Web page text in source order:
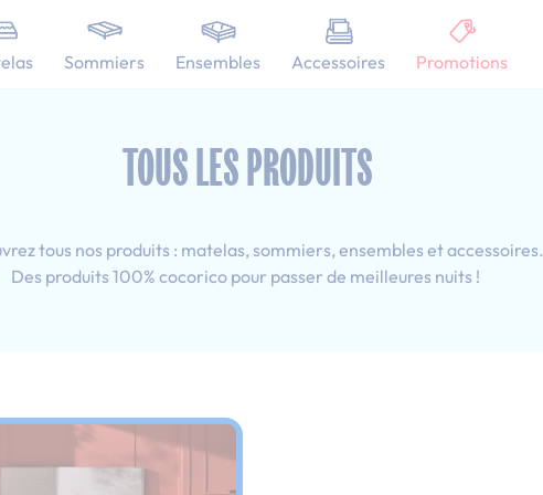
Sommiers Ensembles Accessoires Promotions
cm
TOUS LES PRODUITS
tous nos produits : matelas, sommiers, ensembles et accessoires.
Des produits 100% cocorico pour passer de meilleures nuits !